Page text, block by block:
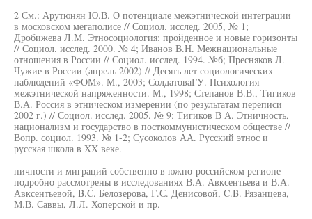
2 См.: Арутюнян Ю.В. О потенциале межэтнической интеграции
в московском мегаполисе // Социол. исслед. 2005, № 1;
Дробижева Л.М. Этносоциология: пройденное и новые горизонты
// Социол. исслед. 2000. № 4; Иванов В.Н. Межнациональные
отношения в России // Социол. исслед. 1994. №б; Пресняков Л.
Чужие в России (апрель 2002) // Десять лет социологических
наблюдений «ФОМ». М., 2003; СолдатоваГУ. Психология
межэтнической напряженности. М., 1998; Степанов В.В., Тигиков
В.А. Россия в этническом измерении (по результатам переписи
2002 г.) // Социол. исслед. 2005. № 9; Тигиков В А. Этничность,
национализм и государство в посткоммунистическом обществе //
Вопр. социол. 1993. № 1-2; Сусоколов АА. Русский этнос и
русская школа в XX веке.
ничности и миграций собственно в южно-российском регионе
подробно рассмотрены в исследованиях В.А. Авксентьева и В.А.
Авксентьевой, B.C. Белозерова, Г.С. Денисовой, C.B. Рязанцева,
М.В. Саввы, Л.Л. Хоперской и пр.